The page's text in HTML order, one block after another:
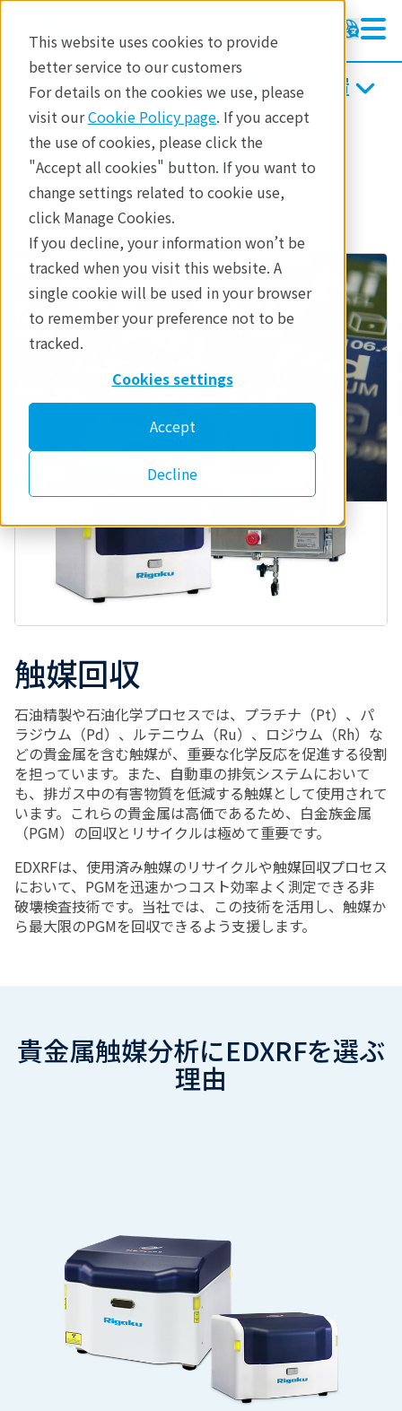
This website uses cookies to provide
better service to our customers
For details on the cookies we use, please
visit ourCookie Policy page. If you accept
the use of cookies, please click the
"Accept all cookies" button. If you want to
change settings related to cookie use,
click Manage Cookies.
If you decline, your information won’t be
tracked when you visit this website. A
single cookie will be used in your browser
to remember your preference not to be
tracked.
Cookies settings
Accept
Decline
エネルギー分散型蛍光X線分析装置
エネルギー分散型蛍光X線分析装置
ラーニング
製品
アプリケーション
お問合せ
製品
蛍光X線分析
エネルギー分散型蛍光X線分析
アプリケーション
エネルギー分野
触媒回収
石油精製や石油化学プロセスでは、プラチナ（Pt）、パ
ラジウム（Pd）、ルテニウム（Ru）、ロジウム（Rh）な
どの貴金属を含む触媒が、重要な化学反応を促進する役割
を担っています。また、自動車の排気システムにおいて
も、排ガス中の有害物質を低減する触媒として使用されて
います。これらの貴金属は高価であるため、白金族金属
（PGM）の回収とリサイクルは極めて重要です。
EDXRFは、使用済み触媒のリサイクルや触媒回収プロセス
において、 PGMを迅速かつコスト効率よく測定できる非
破壊検査技術です。当社では、この技術を活用し、触媒か
ら最大限のPGMを回収できるよう支援します。
貴金属触媒分析にEDXRFを選ぶ
理由